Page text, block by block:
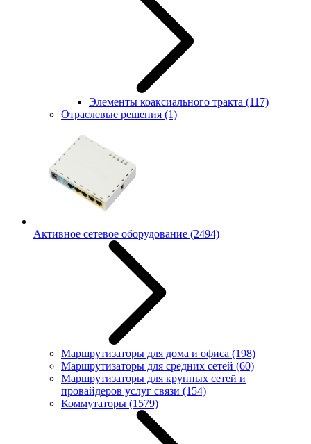
Элементы коаксиального тракта (117)
Отраслевые решения (1)
Активное сетевое оборудование (2494)
Маршрутизаторы для дома и офиса (198)
Маршрутизаторы для средних сетей (60)
Маршрутизаторы для крупных сетей и
провайдеров услуг связи (154)
Коммутаторы (1579)